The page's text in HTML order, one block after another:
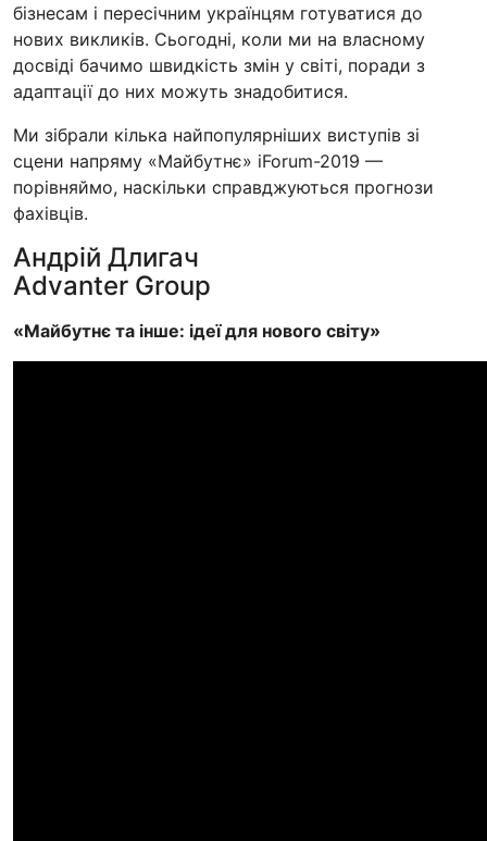
бізнесам і пересічним українцям готуватися до
нових викликів. Сьогодні, коли ми на власному
досвіді бачимо швидкість змін у світі, поради з
адаптації до них можуть знадобитися.
Ми зібрали кілька найпопулярніших виступів зі
сцени напряму «Майбутнє» iForum-2019 —
порівняймо, наскільки справджуються прогнози
фахівців.
Андрій Длигач
Advanter Group
«Майбутнє та інше: ідеї для нового світу»